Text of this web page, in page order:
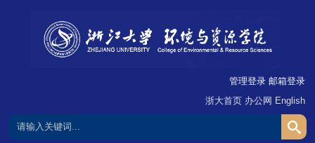
管理登录 邮箱登录
浙大首页 办公网 English